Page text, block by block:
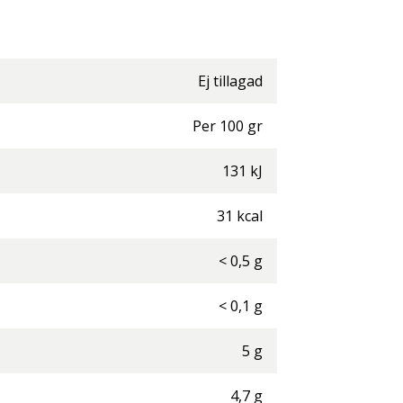
Ej tillagad
Per 100 gr
131 kJ
31 kcal
<0,5 g
<0,1 g
5 g
4,7 g